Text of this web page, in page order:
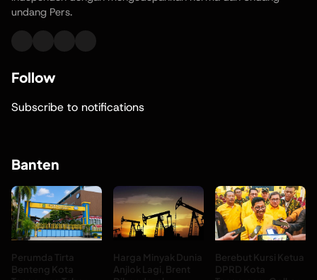
undang Pers.
Follow
Subscribe to notifications
Banten
Perumda Tirta
Benteng Kota
Harga Minyak Dunia
Anjlok Lagi, Brent
Berebut Kursi Ketua
DPRD Kota